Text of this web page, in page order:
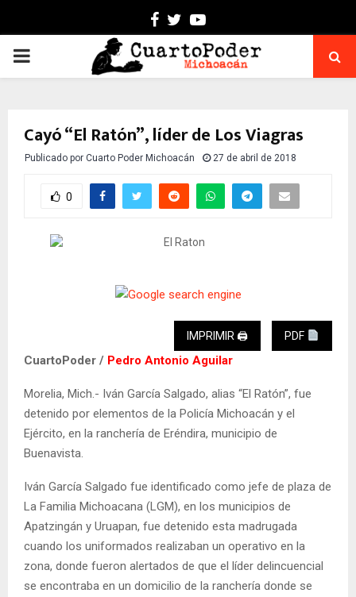
Facebook
TwitterYoutube
PRIMARY
Cayó “El Ratón”, líder de Los Viagras
Publicado por Cuarto Poder Michoacán 27 de abril de 2018
0
IMPRIMIR 🖨 PDF
CuartoPoder / Pedro Antonio Aguilar
Morelia, Mich.- Iván García Salgado, alias “El Ratón”, fue
detenido por elementos de la Policía Michoacán y el
Ejército, en la ranchería de Eréndira, municipio de
Buenavista.
Iván García Salgado fue identificado como jefe de plaza de
La Familia Michoacana (LGM), en los municipios de
Apatzingán y Uruapan, fue detenido esta madrugada
cuando los uniformados realizaban un operativo en la
zona, donde fueron alertados de que el líder delincuencial
se encontraba en un domicilio de la ranchería donde se